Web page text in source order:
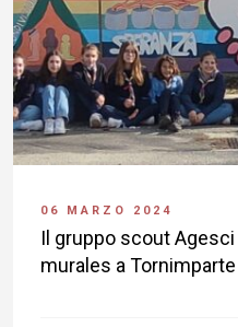
06 MARZO 2024
Il gruppo scout
murales a Tornimparte